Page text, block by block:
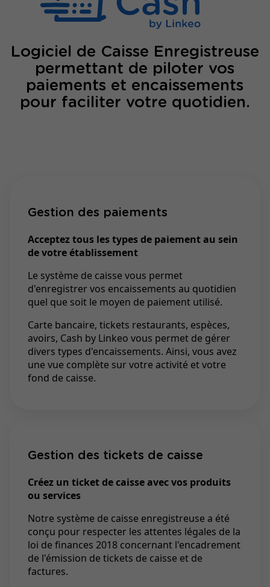
Logiciel de Caisse Enregistreuse
permettant de piloter vos
paiements et encaissements
pour faciliter votre quotidien.
Gestion des paiements
Acceptez tous les types de paiement au sein
de votre établissement
Le système de caisse vous permet
d'enregistrer vos encaissements au quotidien
quel que soit le moyen de paiement utilisé.
Carte bancaire, tickets restaurants, espèces,
avoirs, Cash by Linkeo vous permet de gérer
divers types d'encaissements. Ainsi, vous avez
une vue complète sur votre activité et votre
fond de caisse.
Gestion des tickets de caisse
Créez un ticket de caisse avec vos produits
ou services
Notre système de caisse enregistreuse a été
conçu pour respecter les attentes légales de la
loi de finances 2018 concernant l'encadrement
de l'émission de tickets de caisse et de
factures.